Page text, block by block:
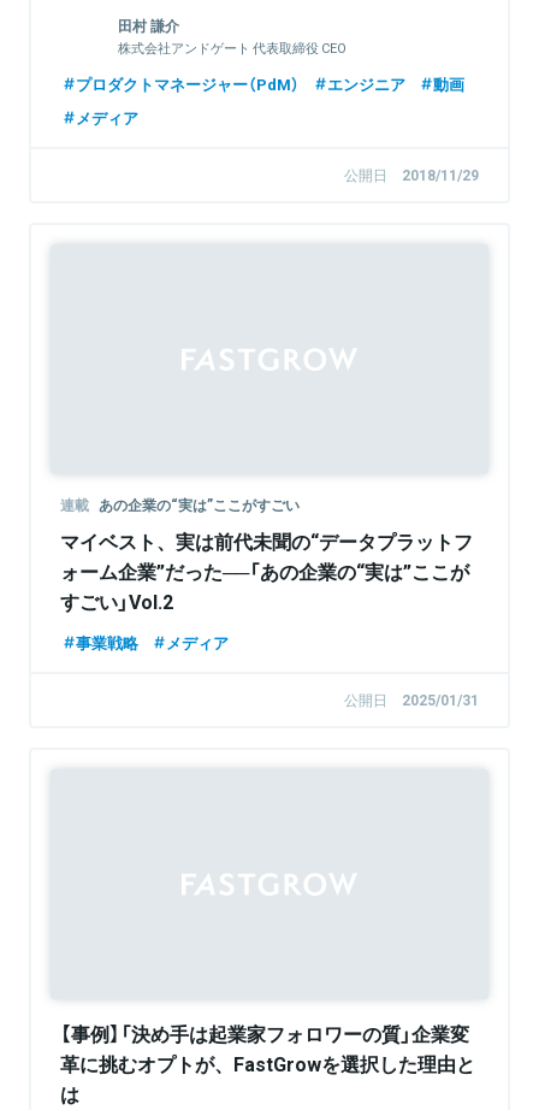
田村 謙介
株式会社アンドゲート 代表取締役 CEO
プロダクトマネージャー（PdM） エンジニア
動画
メディア
公開日 2018/11/29
連載 あの企業の“実は”ここがすごい
マイベスト、実は前代未聞の“データプラットフ
ォーム企業”だった──「あの企業の“実は”ここが
すごい」Vol.2
事業戦略 メディア
公開日 2025/01/31
【事例】「決め手は起業家フォロワーの質」企業変
革に挑むオプトが、FastGrowを選択した理由と
は